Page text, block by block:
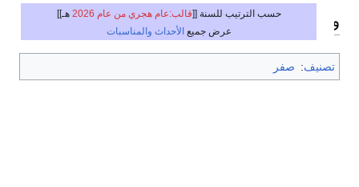
حسب الترتيب للسنة [[قالب:عام هجري من عام 2026
هـ]]
عرض جميعالأحداث والمناسبات وفيات
تصنيف: صفر